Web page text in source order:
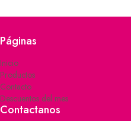
Páginas
Inicio
Productos
Contacto
Descuentos del mes
Contactanos